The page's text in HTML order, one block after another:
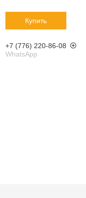
Купить
+7 (776) 220-86-08
WhatsApp